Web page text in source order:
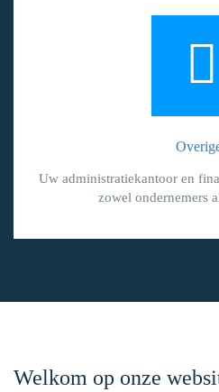
Uw administratiekantoor en
zowel ondernemers
Welkom op onze